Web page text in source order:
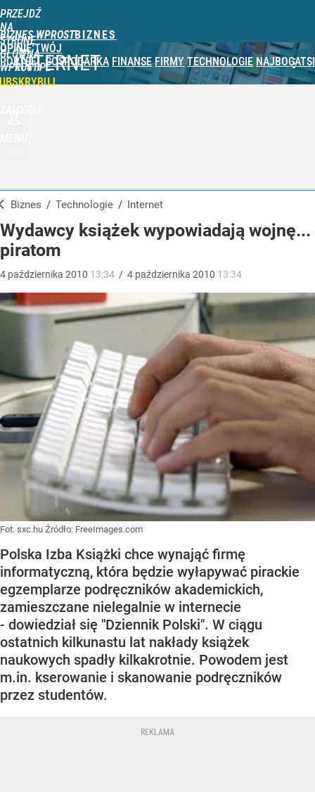
PRZEJDŹ
NA
STRONĘ
GŁÓWNĄ
WPROST.PL
BIZNES WPROST
OPINIE TWÓJ
PORTFEL GOSPODARKA FINANSE FIRMY TECHNOLOGIE NAJBOGATSI
INTERNET
Biznes / Technologie / Internet
Wydawcy książek wypowiadają wojnę...
piratom
4 października 2010 13:34 / 4 października 2010 13:34
Fot. sxc.hu Źródło: FreeImages.com
Polska Izba Książki chce wynająć firmę
informatyczną, która będzie wyłapywać pirackie
egzemplarze podręczników akademickich,
zamieszczane nielegalnie w internecie
- dowiedział się "Dziennik Polski". W ciągu
ostatnich kilkunastu lat nakłady książek
naukowych spadły kilkakrotnie. Powodem jest
m.in. kserowanie i skanowanie podręczników
przez studentów.